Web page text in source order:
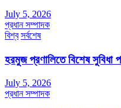
July 5, 2026
প্রধান সম্পাদক
বিশ্ব সর্বশেষ
হরমুজ প্রণালিতে বিশেষ সুবিধা
July 5, 2026
প্রধান সম্পাদক